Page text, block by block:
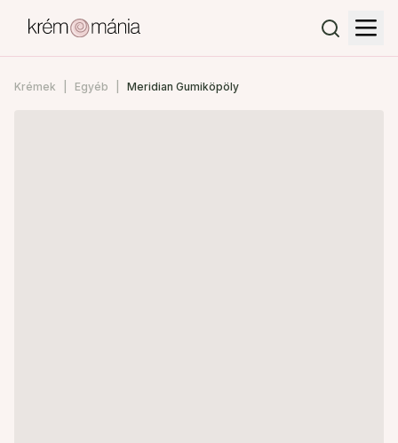
Krémek Egyéb Meridian Gumiköpöly